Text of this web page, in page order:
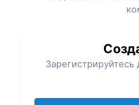
Зарегистрируйтесь